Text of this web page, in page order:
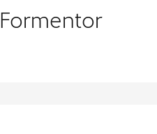
Formentor